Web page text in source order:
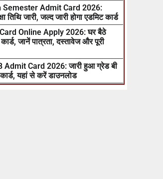
Semester Admit Card 2026:
तिथि जारी, जल्द जारी होगा एडमिट कार्ड
Online Apply 2026: घर बैठे
जानें पात्रता, दस्तावेज और पूरी
Admit Card 2026: जारी हुआ ग्रेड बी
यहां से करें डाउनलोड